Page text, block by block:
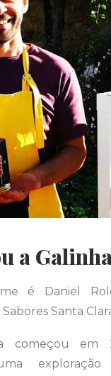
a
é Daniel
Santa
começou em